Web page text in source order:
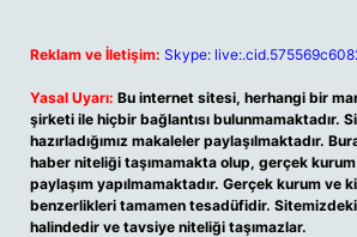
Reklam ve İletişim: Skype:
Yasal Uyarı: Bu internet sitesi, herhangi bir
şirketi ile hiçbir bağlantısı bulunmamaktadır.
hazırladığımız makaleler paylaşılmaktadır.
haber niteliği taşımamakta olup, gerçek
paylaşım yapılmamaktadır. Gerçek kurum ve
benzerlikleri tamamen tesadüfidir.
halindedir ve tavsiye niteliği taşımazlar.